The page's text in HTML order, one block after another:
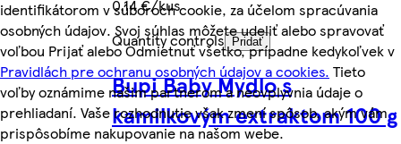
identifikátorom v súboroch cookie, za účelom spracúvania
osobných údajov. Svoj súhlas môžete udeliť alebo spravovať
voľbou Prijať alebo Odmietnuť všetko, prípadne kedykoľvek v
Pravidlách pre ochranu osobných údajov a cookies. Tieto
voľby oznámime našim partnerom a neovplyvnia údaje o
prehliadaní. Vaše rozhodnutie však zmení spôsob, akým vám
prispôsobíme nakupovanie na našom webe.
0,14 €/kus
Quantity controls
Pridať
Bupi Baby Mydlo s
kamilkovým extraktom 100 g